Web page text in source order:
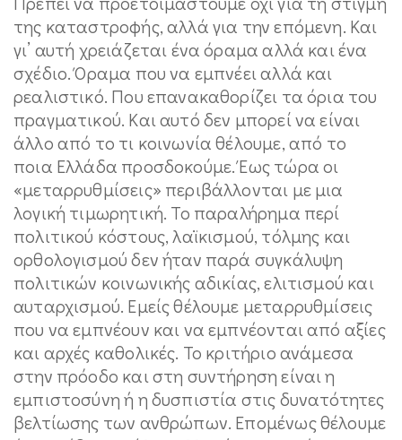
της καταστροφής, αλλά για την επόμενη. Και
γι’ αυτή χρειάζεται ένα όραμα αλλά και ένα
σχέδιο. Όραμα που να εμπνέει αλλά και
ρεαλιστικό. Που επανακαθορίζει τα όρια του
πραγματικού. Και αυτό δεν μπορεί να είναι
άλλο από το τι κοινωνία θέλουμε, από το
ποια Ελλάδα προσδοκούμε. Έως τώρα οι
«μεταρρυθμίσεις» περιβάλλονται με μια
λογική τιμωρητική. Το παραλήρημα περί
πολιτικού κόστους, λαϊκισμού, τόλμης και
ορθολογισμού δεν ήταν παρά συγκάλυψη
πολιτικών κοινωνικής αδικίας, ελιτισμού και
αυταρχισμού. Εμείς θέλουμε μεταρρυθμίσεις
που να εμπνέουν και να εμπνέονται από αξίες
και αρχές καθολικές. Το κριτήριο ανάμεσα
στην πρόοδο και στη συντήρηση είναι η
εμπιστοσύνη ή η δυσπιστία στις δυνατότητες
βελτίωσης των ανθρώπων. Επομένως θέλουμε